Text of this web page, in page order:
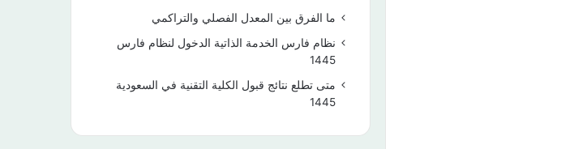
ما الفرق بين المعدل الفصلي والتراكمي
نظام فارس الخدمة الذاتية الدخول لنظام فارس
1445
متى تطلع نتائج قبول الكلية التقنية في السعودية
1445